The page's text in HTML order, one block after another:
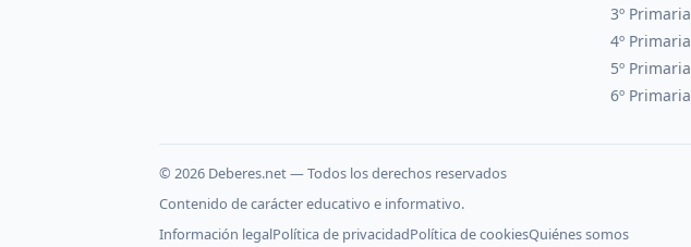
3º Primaria
4º Primaria
5º Primaria
6º Primaria
© 2026 Deberes.net — Todos los derechos reservados
Contenido de carácter educativo e informativo.
Información legalPolítica de privacidadPolítica de cookiesQuiénes somos